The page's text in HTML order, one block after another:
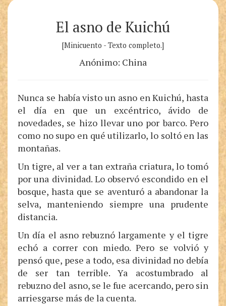
El asno de Kuichú
[Minicuento - Texto completo.]
Anónimo: China
Nunca se había visto un asno en Kuichú, hasta
el día en que un excéntrico, ávido de
novedades, se hizo llevar uno por barco. Pero
como no supo en qué utilizarlo, lo soltó en las
montañas.
Un tigre, al ver a tan extraña criatura, lo tomó
por una divinidad. Lo observó escondido en el
bosque, hasta que se aventuró a abandonar la
selva, manteniendo siempre una prudente
distancia.
Un día el asno rebuznó largamente y el tigre
echó a correr con miedo. Pero se volvió y
pensó que, pese a todo, esa divinidad no debía
de ser tan terrible. Ya acostumbrado al
rebuzno del asno, se le fue acercando, pero sin
arriesgarse más de la cuenta.